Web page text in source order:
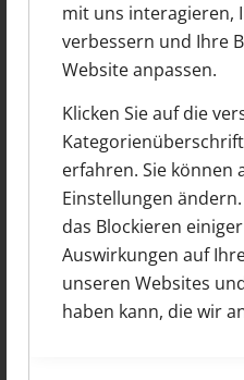
mit uns interagieren,
verbessern und Ihre
Website anpassen.
Klicken Sie auf die
erfahren. Sie können
Einstellungen
das Blockieren
Auswirkungen auf
unseren Websites
haben kann, die wir
Erweiterung eines
Lampertheim